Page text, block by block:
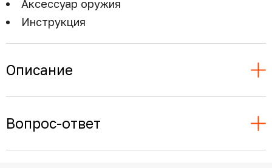
Аксессуар оружия
Инструкция
Описание
Вопрос-ответ